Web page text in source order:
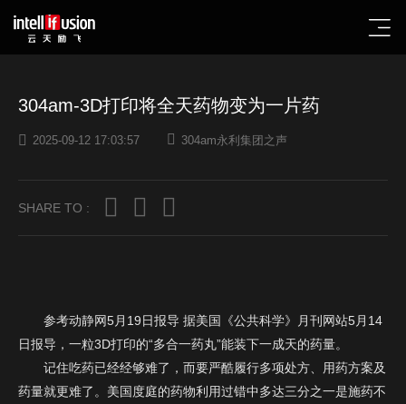
304am-3D打印将全天药物变为一片药
2025-09-12 17:03:57 304am永利集团之声
SHARE TO :
参考动静网5月19日报导 据美国《公共科学》月刊网站5月14
日报导，一粒3D打印的“多合一药丸”能装下一成天的药量。
记住吃药已经经够难了，而要严酷履行多项处方、用药方案及
药量就更难了。美国度庭的药物利用过错中多达三分之一是施药不